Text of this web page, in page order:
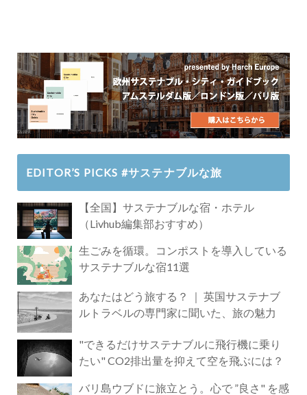
EDITOR’S PICKS #サステナブルな旅
【全国】サステナブルな宿・ホテル
（Livhub編集部おすすめ）
生ごみを循環。コンポストを導入している
サステナブルな宿11選
あなたはどう旅する？ ｜ 英国サステナブ
ルトラベルの専門家に聞いた、旅の魅力
"できるだけサステナブルに飛行機に乗り
たい" CO2排出量を抑えて空を飛ぶには？
バリ島ウブドに旅立とう。心で ”良さ" を感